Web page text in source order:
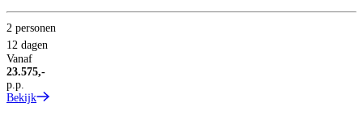
2 personen
12 dagen
Vanaf
23.575,-
p.p.
Bekijk